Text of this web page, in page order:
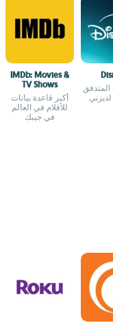
IMDb: Movies &
TV Shows
أكبر قاعدة بيانات
للأفلام في العالم
في جيبك